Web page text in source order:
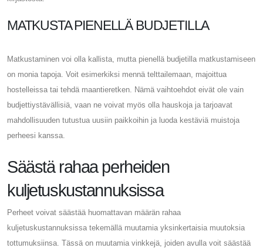
MATKUSTA PIENELLÄ BUDJETILLA
Matkustaminen voi olla kallista, mutta pienellä budjetilla matkustamiseen
on monia tapoja. Voit esimerkiksi mennä telttailemaan, majoittua
hostelleissa tai tehdä maantieretken. Nämä vaihtoehdot eivät ole vain
budjettiystävällisiä, vaan ne voivat myös olla hauskoja ja tarjoavat
mahdollisuuden tutustua uusiin paikkoihin ja luoda kestäviä muistoja
perheesi kanssa.
Säästä rahaa perheiden
kuljetuskustannuksissa
Perheet voivat säästää huomattavan määrän rahaa
kuljetuskustannuksissa tekemällä muutamia yksinkertaisia ​​muutoksia
tottumuksiinsa. Tässä on muutamia vinkkejä, joiden avulla voit säästää